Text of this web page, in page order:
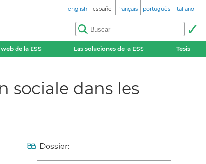
english español français português italiano
de la ESS Las soluciones de la ESS Tesis
sociale dans les
Dossier: